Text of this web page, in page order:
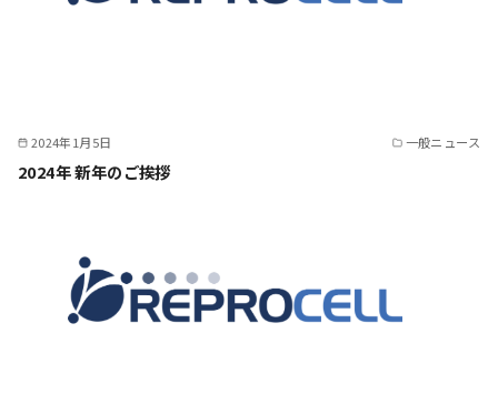
2024年1月5日 一般ニュース
2024年 新年のご挨拶